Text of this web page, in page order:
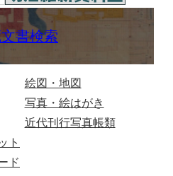
書検索
絵図・地図
写真・絵はがき
近代刊行写真帳類
ト
ド